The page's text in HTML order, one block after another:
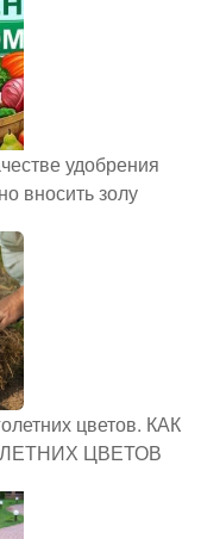
удобрения
вносить золу
цветов. КАК
ЦВЕТОВ